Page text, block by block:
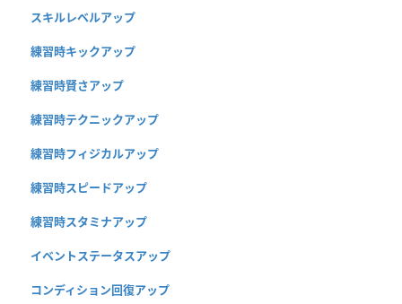
スキルレベルアップ
練習時キックアップ
練習時賢さアップ
練習時テクニックアップ
練習時フィジカルアップ
練習時スピードアップ
練習時スタミナアップ
イベントステータスアップ
コンディション回復アップ